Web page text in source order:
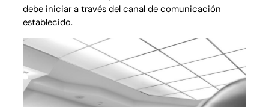
debe iniciar a través del canal de comunicación
establecido.